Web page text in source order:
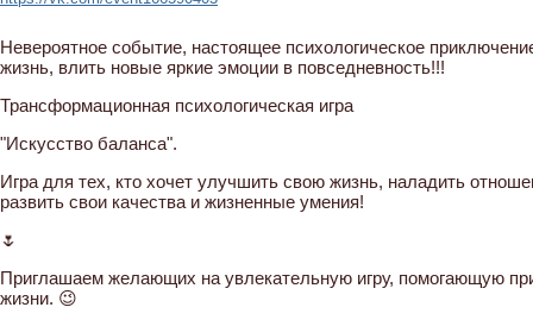
Невероятное событие, настоящее психологическое
жизнь, влить новые яркие эмоции в повседневность!!!
Трансформационная психологическая игра
"Искусство баланса".
Игра для тех, кто хочет улучшить свою жизнь, наладить
развить свои качества и жизненные умения!
🌷
Приглашаем желающих на увлекательную игру, помогающую
жизни. 😉